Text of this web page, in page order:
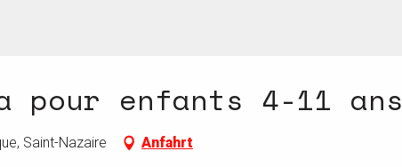
pour enfants 4-11 ans
Saint-Nazaire Anfahrt